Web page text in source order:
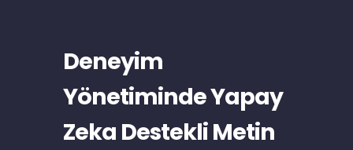
Deneyim
Yönetiminde Yapay
Zeka Destekli Metin